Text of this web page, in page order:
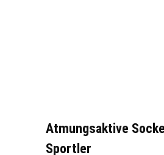
Atmungsaktive
Sportler